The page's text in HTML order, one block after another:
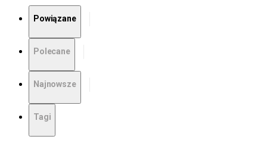
Powiązane
Polecane
Najnowsze
Tagi